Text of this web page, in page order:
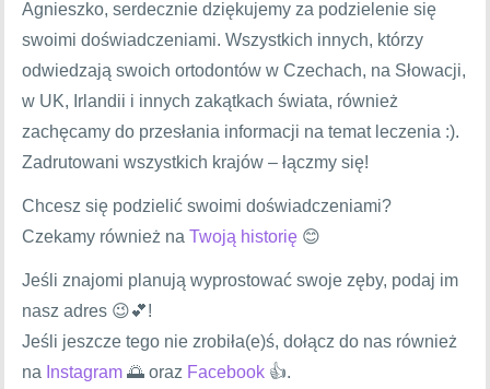
Agnieszko, serdecznie dziękujemy za podzielenie się
swoimi doświadczeniami. Wszystkich innych, którzy
odwiedzają swoich ortodontów w Czechach, na Słowacji,
w UK, Irlandii i innych zakątkach świata, również
zachęcamy do przesłania informacji na temat leczenia :).
Zadrutowani wszystkich krajów – łączmy się!
Chcesz się podzielić swoimi doświadczeniami?
Czekamy również na Twoją historię 😊
Jeśli znajomi planują wyprostować swoje zęby, podaj im
nasz adres 😉💕!
Jeśli jeszcze tego nie zrobiła(e)ś, dołącz do nas również
na Instagram 🌅 oraz Facebook 👍.